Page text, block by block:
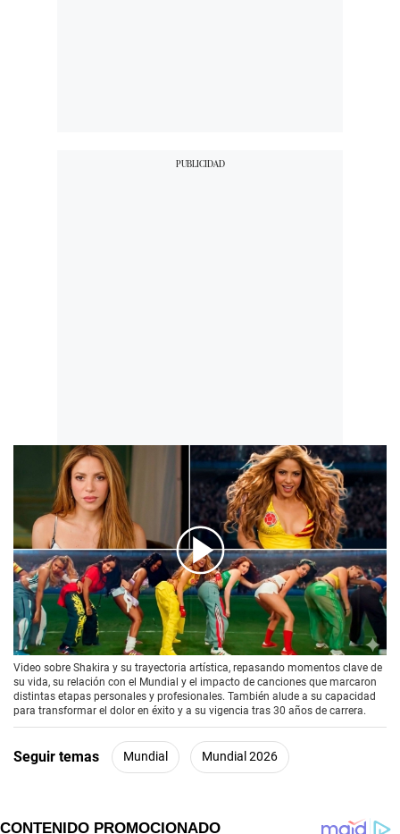
00:00 03:39
Video sobre Shakira y su trayectoria artística, repasando momentos clave de
su vida, su relación con el Mundial y el impacto de canciones que marcaron
distintas etapas personales y profesionales. También alude a su capacidad
para transformar el dolor en éxito y a su vigencia tras 30 años de carrera.
Seguir temas Mundial Mundial 2026